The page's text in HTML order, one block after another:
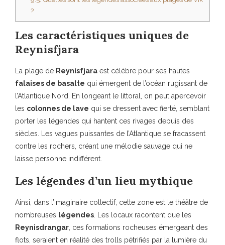
?
Les caractéristiques uniques de
Reynisfjara
La plage de Reynisfjara est célèbre pour ses hautes
falaises de basalte qui émergent de l’océan rugissant de
l’Atlantique Nord. En longeant le littoral, on peut apercevoir
les colonnes de lave qui se dressent avec fierté, semblant
porter les légendes qui hantent ces rivages depuis des
siècles. Les vagues puissantes de l’Atlantique se fracassent
contre les rochers, créant une mélodie sauvage qui ne
laisse personne indifférent.
Les légendes d’un lieu mythique
Ainsi, dans l’imaginaire collectif, cette zone est le théâtre de
nombreuses légendes. Les locaux racontent que les
Reynisdrangar, ces formations rocheuses émergeant des
flots, seraient en réalité des trolls pétrifiés par la lumière du